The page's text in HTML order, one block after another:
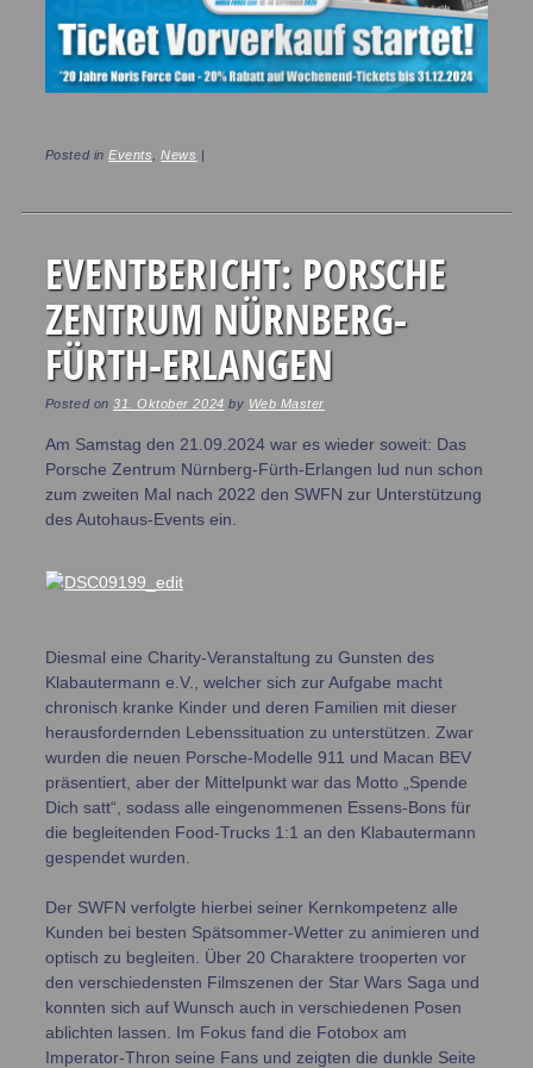
Posted inEvents ,News |
EVENTBERICHT: PORSCHE
ZENTRUM NÜRNBERG-
FÜRTH-ERLANGEN
Posted on31. Oktober 2024 by Web Master
Am Samstag den 21.09.2024 war es wieder soweit: Das
Porsche Zentrum Nürnberg-Fürth-Erlangen lud nun schon
zum zweiten Mal nach 2022 den SWFN zur Unterstützung
des Autohaus-Events ein.
Diesmal eine Charity-Veranstaltung zu Gunsten des
Klabautermann e.V., welcher sich zur Aufgabe macht
chronisch kranke Kinder und deren Familien mit dieser
herausfordernden Lebenssituation zu unterstützen. Zwar
wurden die neuen Porsche-Modelle 911 und Macan BEV
präsentiert, aber der Mittelpunkt war das Motto „Spende
Dich satt“, sodass alle eingenommenen Essens-Bons für
die begleitenden Food-Trucks 1:1 an den Klabautermann
gespendet wurden.
Der SWFN verfolgte hierbei seiner Kernkompetenz alle
Kunden bei besten Spätsommer-Wetter zu animieren und
optisch zu begleiten. Über 20 Charaktere trooperten vor
den verschiedensten Filmszenen der Star Wars Saga und
konnten sich auf Wunsch auch in verschiedenen Posen
ablichten lassen. Im Fokus fand die Fotobox am
Imperator-Thron seine Fans und zeigten die dunkle Seite